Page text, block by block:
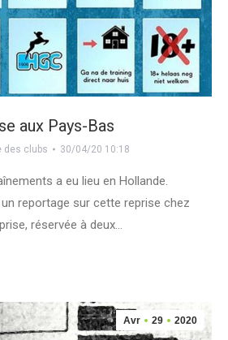
aux Pays-Bas
des clubs 30/04/20 10:18
a eu lieu en Hollande.
reportage sur cette reprise chez
réservée à deux…
Avr 29 2020